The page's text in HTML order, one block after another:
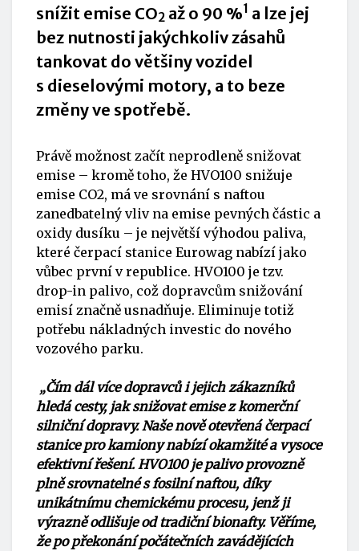
snížit emise CO2 až o 90 %1 a lze jej
bez nutnosti jakýchkoliv zásahů
tankovat do většiny vozidel
s dieselovými motory, a to beze
změny ve spotřebě.
Právě možnost začít neprodleně snižovat
emise – kromě toho, že HVO100 snižuje
emise CO2, má ve srovnání s naftou
zanedbatelný vliv na emise pevných částic a
oxidy dusíku – je největší výhodou paliva,
které čerpací stanice Eurowag nabízí jako
vůbec první v republice. HVO100 je tzv.
drop-in palivo, což dopravcům snižování
emisí značně usnadňuje. Eliminuje totiž
potřebu nákladných investic do nového
vozového parku.
„Čím dál více dopravců i jejich zákazníků
hledá cesty, jak snižovat emise z komerční
silniční dopravy. Naše nově otevřená čerpací
stanice pro kamiony nabízí okamžité a vysoce
efektivní řešení. HVO100 je palivo provozně
plně srovnatelné s fosilní naftou, díky
unikátnímu chemickému procesu, jenž ji
výrazně odlišuje od tradiční bionafty. Věříme,
že po překonání počátečních zavádějících